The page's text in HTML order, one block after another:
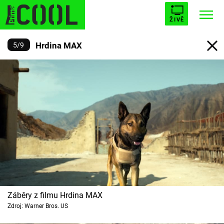
ŽIVĚ
Trendy: STARHOUSE
ESCAPE
Témata
Filmy
Seriály
Hry
5/9 Hrdina MAX
Záběry z filmu Hrdina MAX
Zdroj: Warner Bros. US